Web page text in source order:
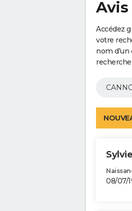
Avis
Accédez
votre
nom d'un
08/07/